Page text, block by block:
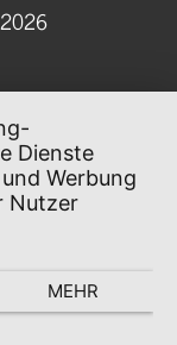
Dienste
Werbung
Nutzer
MEHR